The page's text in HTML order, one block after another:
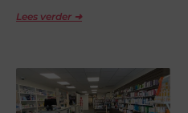
Lees verder ➜